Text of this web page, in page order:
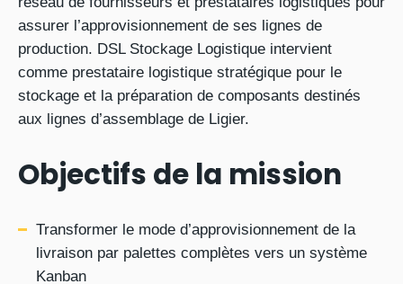
assurer l’approvisionnement de ses lignes de
production. DSL Stockage Logistique intervient
comme prestataire logistique stratégique pour le
stockage et la préparation de composants destinés
aux lignes d’assemblage de Ligier.
Objectifs de la mission
Transformer le mode d’approvisionnement de la
livraison par palettes complètes vers un système
Kanban